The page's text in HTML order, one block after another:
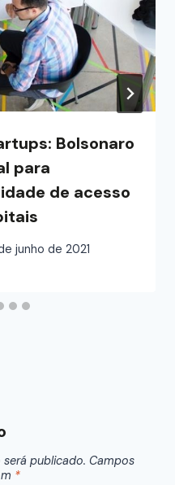
Bolsonaro
para
de acesso
junho de 2021
publicado. Campos
*